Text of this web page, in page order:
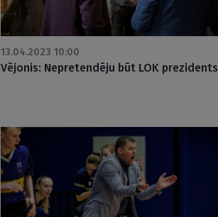
13.04.2023 10:00
Vējonis: Nepretendēju būt LOK prezidents